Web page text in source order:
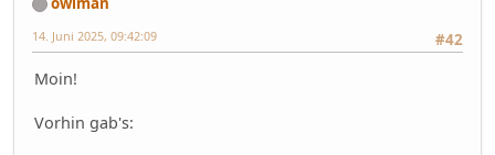
#42
14. Juni 2025, 09:42:09
Moin!
Vorhin gab's: